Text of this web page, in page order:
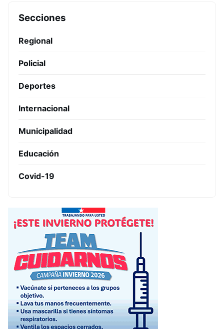
Secciones
Regional
Policial
Deportes
Internacional
Municipalidad
Educación
Covid-19